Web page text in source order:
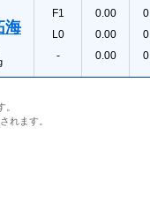
F1
L0
-
0.00
0.00
0.00
れます。